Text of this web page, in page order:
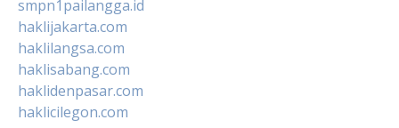
smpn1pailangga.id
haklijakarta.com
haklilangsa.com
haklisabang.com
haklidenpasar.com
haklicilegon.com